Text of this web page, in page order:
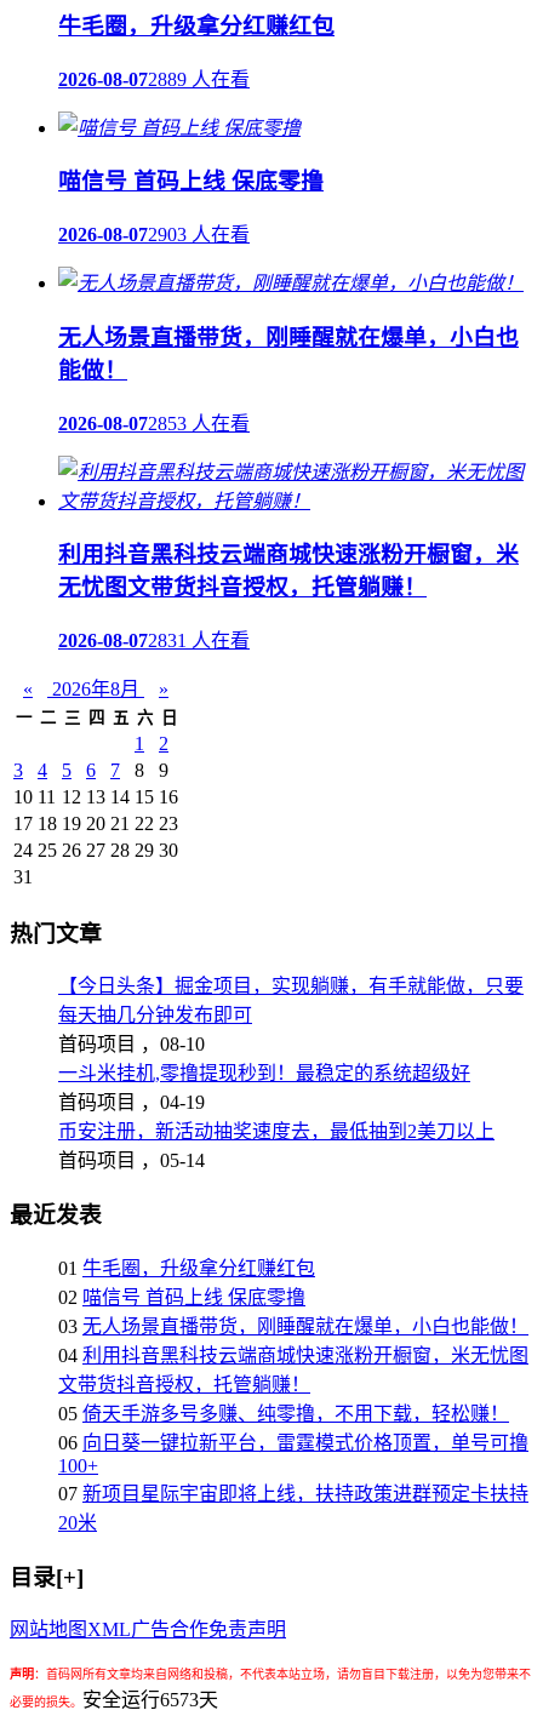
牛毛圈，升级拿分红赚红包
2026-08-072889 人在看
喵信号 首码上线 保底零撸
2026-08-072903 人在看
无人场景直播带货，刚睡醒就在爆单，小白也
能做！
2026-08-072853 人在看
利用抖音黑科技云端商城快速涨粉开橱窗，米
无忧图文带货抖音授权，托管躺赚！
2026-08-072831 人在看
« 2026年8月 »
一 二 三 四 五 六 日
1
2
3
4 5 6 7 8
9
10 11 12 13 14 15 16
17 18 19 20 21 22 23
24 25 26 27 28 29 30
31
热门文章
【今日头条】掘金项目，实现躺赚，有手就能做，只要
每天抽几分钟发布即可
首码项目 ， 08-10
一斗米挂机,零撸提现秒到！最稳定的系统超级好
首码项目 ， 04-19
币安注册，新活动抽奖速度去，最低抽到2美刀以上
首码项目 ， 05-14
最近发表
01 牛毛圈，升级拿分红赚红包
02 喵信号 首码上线 保底零撸
03 无人场景直播带货，刚睡醒就在爆单，小白也能做！
04 利用抖音黑科技云端商城快速涨粉开橱窗，米无忧图
文带货抖音授权，托管躺赚！
05 倚天手游多号多赚、纯零撸，不用下载，轻松赚！
06 向日葵一键拉新平台，雷霆模式价格顶置，单号可撸
100+
07 新项目星际宇宙即将上线，扶持政策进群预定卡扶持
20米
目录[+]
网站地图 XML广告合作免责声明
声明： 首码网所有文章均来自网络和投稿，不代表本站立场，请勿盲目下载注册，以免为您带来不
必要的损失。 安全运行6573天